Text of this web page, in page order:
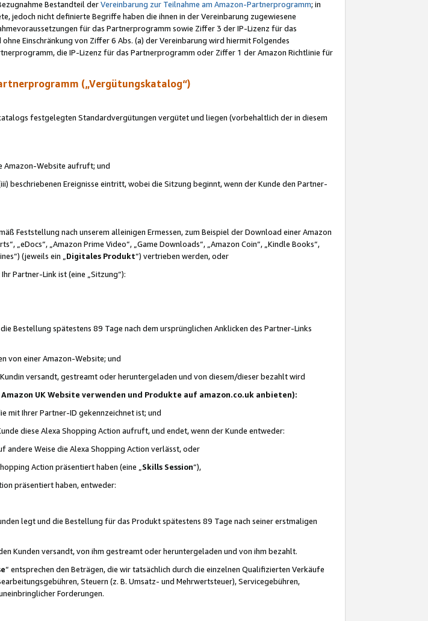
Bestandteil derVereinbarung zur Teilnahme am Amazon-Partnerprogramm; in
jedoch nicht definierte Begriffe haben die ihnen in der Vereinbarung zugewiesene
für das Partnerprogramm sowie Ziffer 3 der IP-Lizenz für das
Einschränkung von Ziffer 6 Abs. (a) der Vereinbarung wird hiermit Folgendes
die IP-Lizenz für das Partnerprogramm oder Ziffer 1 der Amazon Richtlinie für
(„Vergütungskatalog“)
festgelegten Standardvergütungen vergütet und liegen (vorbehaltlich der in diesem
Amazon-Website aufruft; und
beschriebenen Ereignisse eintritt, wobei die Sitzung beginnt, wenn der Kunde den Partner-
Feststellung nach unserem alleinigen Ermessen, zum Beispiel der Download einer Amazon
„eDocs“, „Amazon Prime Video“, „Game Downloads“, „Amazon Coin“, „Kindle Books“,
(jeweils ein „ Digitales Produkt“) vertrieben werden, oder
Partner-Link ist (eine „Sitzung“):
Bestellung spätestens 89 Tage nach dem ursprünglichen Anklicken des Partner-Links
von einer Amazon-Website; und
versandt, gestreamt oder heruntergeladen und von diesem/dieser bezahlt wird
UK Website verwenden und Produkte auf amazon.co.uk anbieten):
mit Ihrer Partner-ID gekennzeichnet ist; und
diese Alexa Shopping Action aufruft, und endet, wenn der Kunde entweder:
Weise die Alexa Shopping Action verlässt, oder
Action präsentiert haben (eine „ Skills Session“),
präsentiert haben, entweder:
legt und die Bestellung für das Produkt spätestens 89 Tage nach seiner erstmaligen
Kunden versandt, von ihm gestreamt oder heruntergeladen und von ihm bezahlt.
“ entsprechen den Beträgen, die wir tatsächlich durch die einzelnen Qualifizierten Verkäufe
Steuern (z. B. Umsatz- und Mehrwertsteuer), Servicegebühren,
Forderungen.